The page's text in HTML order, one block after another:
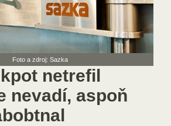
Foto a zdroj: Sazka
netrefil
nevadí, aspoň